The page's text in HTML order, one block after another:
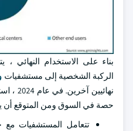
بناء على الاستخدام النهائي
الركبة الشخصية إلى مستشفيات
حصة في السوق ومن المتوقع أن
تتعامل المستشفيات